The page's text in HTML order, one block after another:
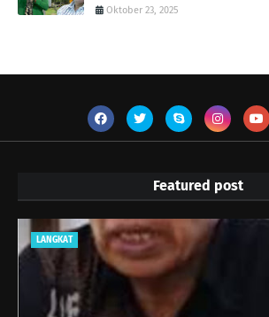
Oktober 23, 2025
Featured post
LANGKAT